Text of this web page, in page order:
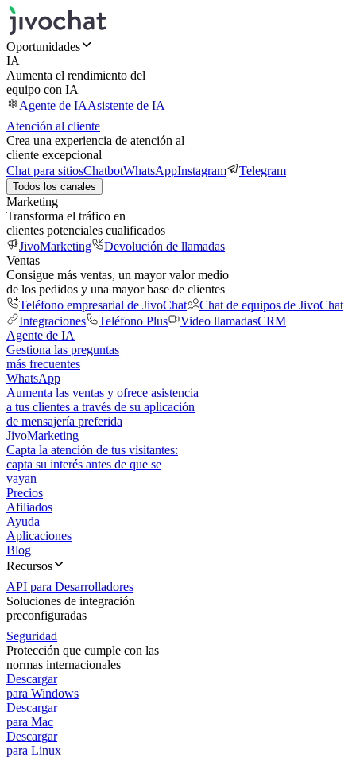
Oportunidades
IA
Aumenta el rendimiento del
equipo con IA
Agente de IAAsistente de IA
Atención al cliente
Crea una experiencia de atención al
cliente excepcional
Chat para sitiosChatbotWhatsAppInstagram Telegram
Todos los canales
Marketing
Transforma el tráfico en
clientes potenciales cualificados
JivoMarketing
Devolución de llamadas
Ventas
Consigue más ventas, un mayor valor medio
de los pedidos y una mayor base de clientes
Teléfono empresarial de JivoChat
Chat de equipos de JivoChat
Integraciones
Teléfono Plus Video llamadasCRM
Agente de IA
Gestiona las preguntas
más frecuentes
WhatsApp
Aumenta las ventas y ofrece asistencia
a tus clientes a través de su aplicación
de mensajería preferida
JivoMarketing
Capta la atención de tus visitantes:
capta su interés antes de que se
vayan
Precios
Afiliados
Ayuda
Aplicaciones
Blog
Recursos
API para Desarrolladores
Soluciones de integración
preconfiguradas
Seguridad
Protección que cumple con las
normas internacionales
Descargar
para Windows
Descargar
para Mac
Descargar
para Linux